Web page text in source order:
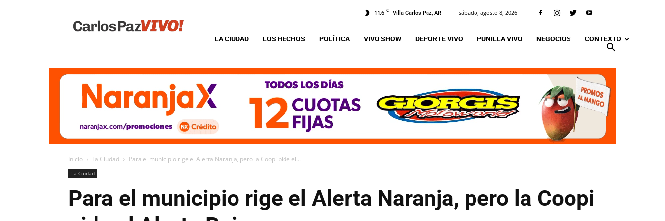
Vivo
11.6 C Villa Carlos Paz, AR sábado, agosto 8, 2026
LA CIUDAD LOS HECHOS POLÍTICA VIVO SHOW DEPORTE VIVO PUNILLA VIVO NEGOCIOS CONTEXTO
Inicio La Ciudad Para el municipio rige el Alerta Naranja, pero la Coopi pide el...
La Ciudad
Para el municipio rige el Alerta Naranja, pero la Coopi